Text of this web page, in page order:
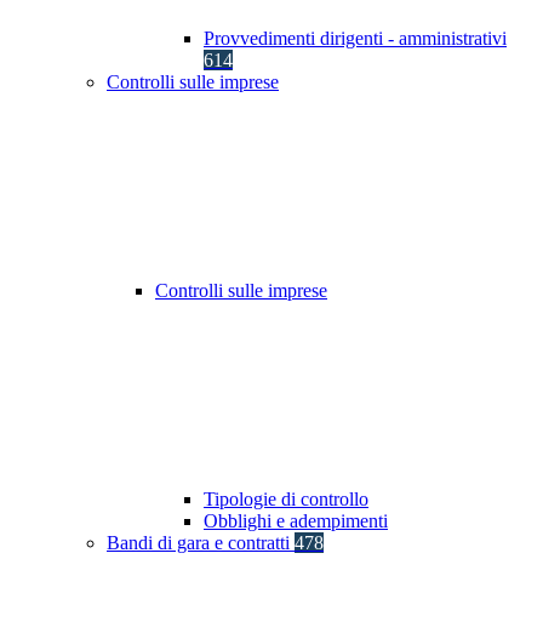
Provvedimenti dirigenti - amministrativi
614
Controlli sulle imprese
Controlli sulle imprese
Tipologie di controllo
Obblighi e adempimenti
Bandi di gara e contratti 478